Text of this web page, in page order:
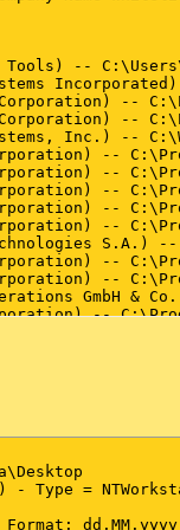
--
Incorporated) --
--
--
Inc.) --
--
--
--
--
--
S.A.) --
--
--
GmbH &
--
GmbH &
--
--
--
--
Files
--
--
- Type =
dd.MM.yyyy